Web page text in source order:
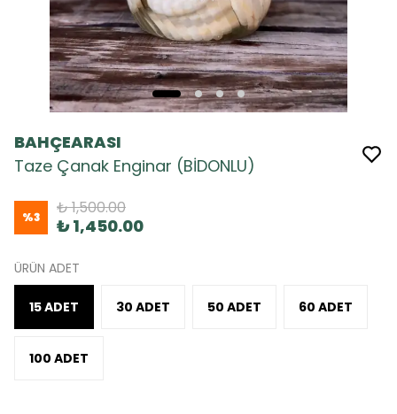
BAHÇEARASI
Taze Çanak Enginar (BİDONLU)
%3 ₺ 1,500.00
₺ 1,450.00
ÜRÜN ADET
15 ADET 30 ADET 50 ADET 60 ADET
100 ADET